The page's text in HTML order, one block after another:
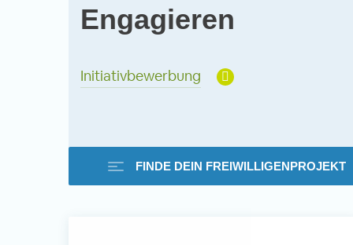
Engagieren
Initiativbewerbung
FINDE DEIN FREIWILLIGENPROJEKT